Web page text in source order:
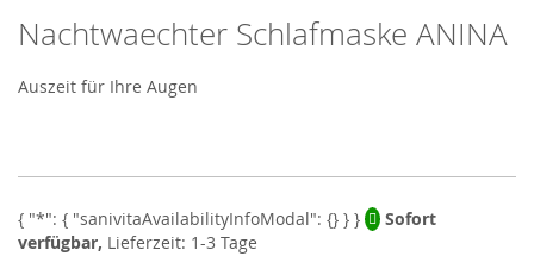
Skip
to
the
beginning
images
Nachtwaechter Schlafmaske ANINA
Auszeit für Ihre Augen
Sofort
verfügbar, Lieferzeit: 1-3 Tage